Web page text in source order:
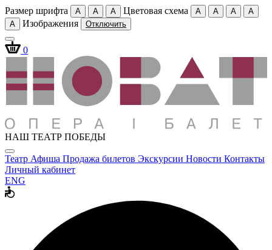
Размер шрифта A A A Цветовая схема A A A
A
A
Изображения Отключить
0
НАШ ТЕАТР ПОБЕДЫ
Театр Афиша Продажа билетов Экскурсии Новости Контакты
Личный кабинет
ENG